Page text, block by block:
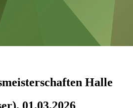
Halle
01.03.2026